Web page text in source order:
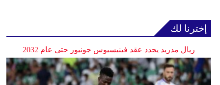
إخترنا لك
ريال مدريد يجدد عقد فينيسيوس جونيور حتى عام 2032